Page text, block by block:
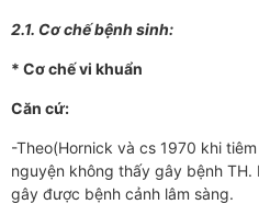
2.1. Cơ chế bệnh sinh:
* Cơ chế vi khuẩn
Căn cứ:
-Theo(Hornick và cs 1970 khi
nguyện không thấy gây bệnh TH.
gây đ­­ược bệnh cảnh lâm sàng.